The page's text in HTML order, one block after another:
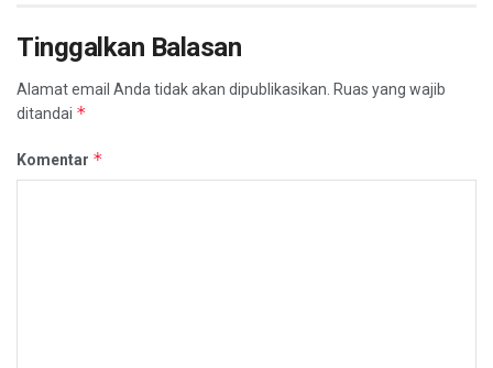
Tinggalkan Balasan
Alamat email Anda tidak akan dipublikasikan. Ruas yang wajib
ditandai *
Komentar *